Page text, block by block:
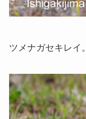
ツメナガセキレイ。